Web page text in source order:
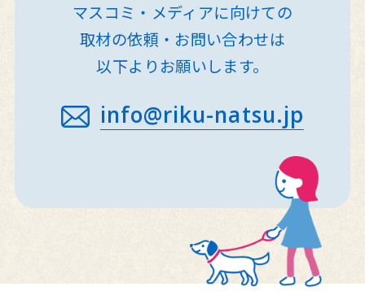
マスコミ・メディアに向けての
取材の依頼・お問い合わせは
以下よりお願いします。
info@riku-natsu.jp